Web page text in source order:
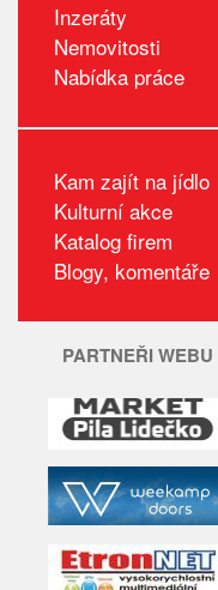
Inzeráty
Nemovitosti
Nabídka práce
Kam zajít na jídlo
Kulturní akce
Katalog firem
Blogy, komentáře
PARTNEŘI WEBU